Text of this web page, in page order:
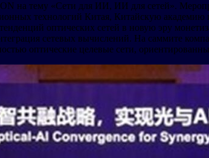
на тему «Сети для ИИ, ИИ для сетей».
технологий Китая, Китайскую
оптических сетей в новую эру
сетевых вычислений. На саммите
оптические целевые сети,